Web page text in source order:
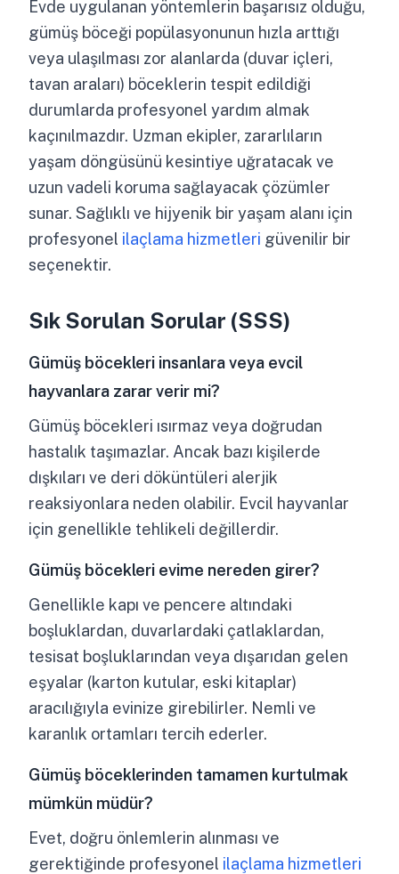
Evde uygulanan yöntemlerin başarısız olduğu,
gümüş böceği popülasyonunun hızla arttığı
veya ulaşılması zor alanlarda (duvar içleri,
tavan araları) böceklerin tespit edildiği
durumlarda profesyonel yardım almak
kaçınılmazdır. Uzman ekipler, zararlıların
yaşam döngüsünü kesintiye uğratacak ve
uzun vadeli koruma sağlayacak çözümler
sunar. Sağlıklı ve hijyenik bir yaşam alanı için
profesyonel ilaçlama hizmetleri güvenilir bir
seçenektir.
Sık Sorulan Sorular (SSS)
Gümüş böcekleri insanlara veya evcil
hayvanlara zarar verir mi?
Gümüş böcekleri ısırmaz veya doğrudan
hastalık taşımazlar. Ancak bazı kişilerde
dışkıları ve deri döküntüleri alerjik
reaksiyonlara neden olabilir. Evcil hayvanlar
için genellikle tehlikeli değillerdir.
Gümüş böcekleri evime nereden girer?
Genellikle kapı ve pencere altındaki
boşluklardan, duvarlardaki çatlaklardan,
tesisat boşluklarından veya dışarıdan gelen
eşyalar (karton kutular, eski kitaplar)
aracılığıyla evinize girebilirler. Nemli ve
karanlık ortamları tercih ederler.
Gümüş böceklerinden tamamen kurtulmak
mümkün müdür?
Evet, doğru önlemlerin alınması ve
gerektiğinde profesyonel ilaçlama hizmetleri